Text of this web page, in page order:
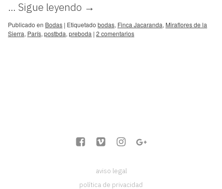
… Sigue leyendo →
Publicado en Bodas | Etiquetado bodas, Finca Jacaranda, Miraflores de la
Sierra, París, postbda, preboda | 2 comentarios
aviso legal
política de privacidad